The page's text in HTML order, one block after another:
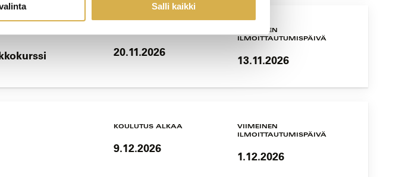
Salli kaikki
20.11.2026
VIIMEINEN
ILMOITTAUTUMISPÄIVÄ
13.11.2026
KOULUTUS ALKAA
9.12.2026
VIIMEINEN
ILMOITTAUTUMISPÄIVÄ
1.12.2026